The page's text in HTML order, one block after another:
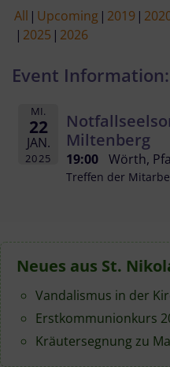
All Upcoming 2019
2025 2026
Event Information:
MI.
22
JAN.
2025
Miltenberg
19:00 Wörth,
Treffen der
Neues aus St.
Vandalismus in der
Erstkommunionkurs
Kräutersegnung zu